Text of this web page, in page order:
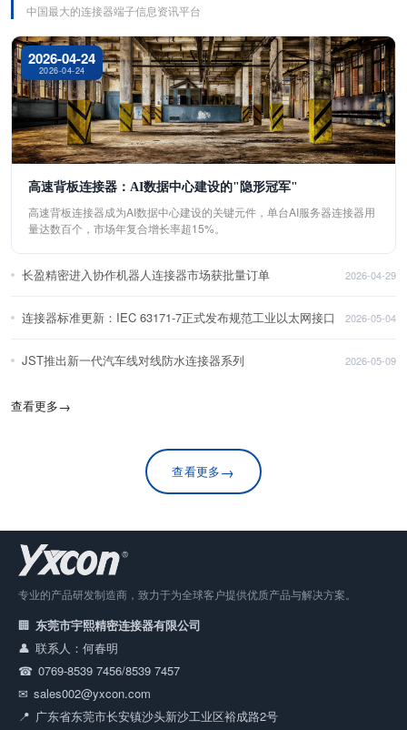
中国最大的连接器端子信息资讯平台
2026-04-24
2026-04-24
高速背板连接器：AI数据中心建设的"隐形冠军"
高速背板连接器成为AI数据中心建设的关键元件，单台AI服务器连接器用
量达数百个，市场年复合增长率超15%。
长盈精密进入协作机器人连接器市场获批量订单 2026-04-29
连接器标准更新：IEC 63171-7正式发布规范工业以太网接口 2026-05-04
JST推出新一代汽车线对线防水连接器系列 2026-05-09
查看更多→
查看更多→
专业的产品研发制造商，致力于为全球客户提供优质产品与解决方案。
东莞市宇熙精密连接器有限公司
联系人：何春明
0769-8539 7456/8539 7457
sales002@yxcon.com
广东省东莞市长安镇沙头新沙工业区裕成路2号